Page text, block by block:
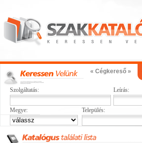
« Cégkereső »
Szolgáltatás: Leírás:
Megye: Település: